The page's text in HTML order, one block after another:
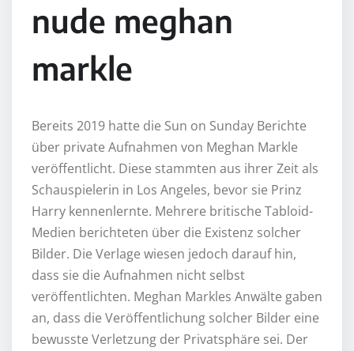
nude meghan
markle
Bereits 2019 hatte die Sun on Sunday Berichte
über private Aufnahmen von Meghan Markle
veröffentlicht. Diese stammten aus ihrer Zeit als
Schauspielerin in Los Angeles, bevor sie Prinz
Harry kennenlernte. Mehrere britische Tabloid-
Medien berichteten über die Existenz solcher
Bilder. Die Verlage wiesen jedoch darauf hin,
dass sie die Aufnahmen nicht selbst
veröffentlichten. Meghan Markles Anwälte gaben
an, dass die Veröffentlichung solcher Bilder eine
bewusste Verletzung der Privatsphäre sei. Der